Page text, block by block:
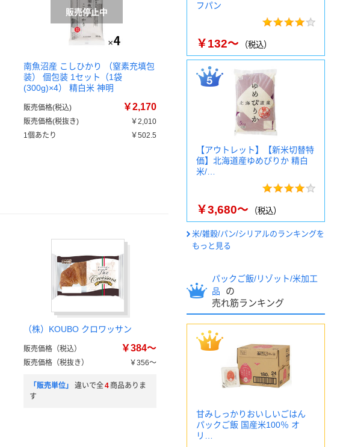
南魚沼産 こしひかり （窒素充填包
装） 個包装 1セット（1袋
(300g)×4） 精白米 神明
販売価格(税込) ￥2,170
販売価格(税抜き)
￥2,010
1個あたり
￥502.5
（株）KOUBO クロワッサン
販売価格（税込） ￥384～
販売価格（税抜き） ￥356～
「販売単位」 違いで全4 商品ありま
す
フパン
￥132～ （税込）
【アウトレット】【新米切替特
価】北海道産ゆめぴりか 精白
米/…
￥3,680～ （税込）
米/雑穀/パン/シリアルのランキングを
もっと見る
パックご飯/リゾット/米加工
品
の
売れ筋ランキング
甘みしっかりおいしいごはん
パックご飯 国産米100％ オ
リ…